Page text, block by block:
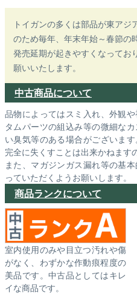
トイガンの多くは部品が東ア
のため毎年、年末年始～春節の
発売延期が起きやすくなってお
願いいたします。
中古商品について
品物によってはスミ入れ、外観
タムパーツの組込み等の微細な
い臭気等のある場合がございま
完全に失くすことは出来かねます
また、マガジンガス漏れ等の基
っていただくようお願いします。
商品ランクについて
室内使用のみや目立つ汚れや傷
がなく、わずかな作動痕程度の
美品です。中古品としてはキレ
イな商品です。